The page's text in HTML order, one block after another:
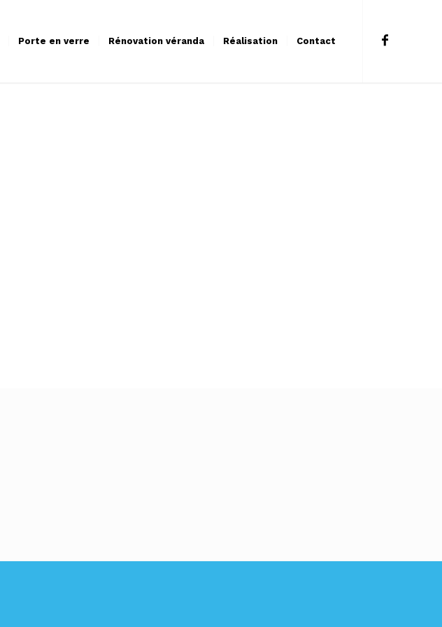
Porte en verre Rénovation véranda Réalisation Contact